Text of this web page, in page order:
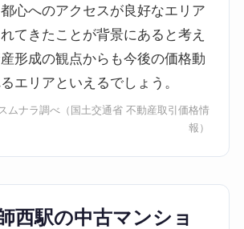
心へのアクセスが良好なエリア
てきたことが背景にあると考え
形成の観点からも今後の価格動
エリアといえるでしょう。
スムナラ調べ （国土交通省 不動産取引価格情
報）
西駅の中古マンショ